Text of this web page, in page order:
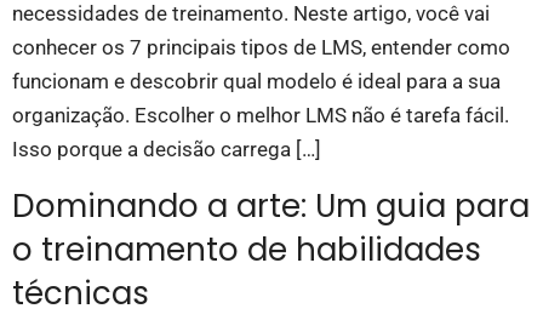
necessidades de treinamento. Neste artigo, você vai
conhecer os 7 principais tipos de LMS, entender como
funcionam e descobrir qual modelo é ideal para a sua
organização. Escolher o melhor LMS não é tarefa fácil.
Isso porque a decisão carrega […]
Dominando a arte: Um guia para
o treinamento de habilidades
técnicas